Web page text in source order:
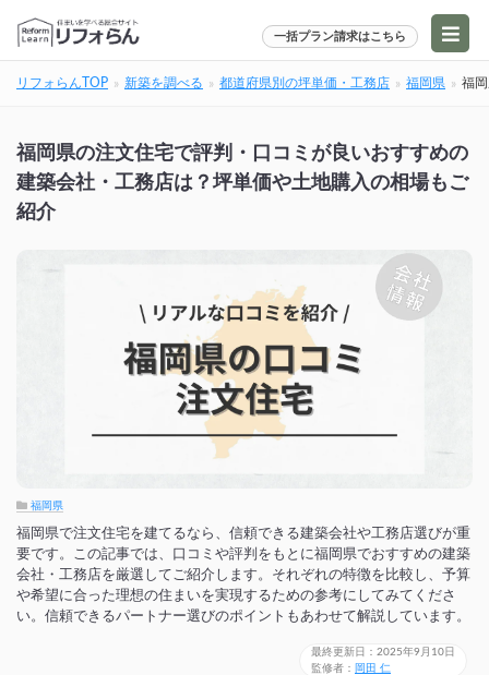
一括プラン請求はこちら
リフォらんTOP 新築を調べる 都道府県別の坪単価・工務店 福岡県 福
福岡県の注文住宅で評判・口コミが良いおすすめの
建築会社・工務店は？坪単価や土地購入の相場もご
紹介
福岡県
福岡県で注文住宅を建てるなら、信頼できる建築会社や工務店選びが重
要です。この記事では、口コミや評判をもとに福岡県でおすすめの建築
会社・工務店を厳選してご紹介します。それぞれの特徴を比較し、予算
や希望に合った理想の住まいを実現するための参考にしてみてくださ
い。信頼できるパートナー選びのポイントもあわせて解説しています。
最終更新日：2025年9月10日
監修者： 岡田 仁